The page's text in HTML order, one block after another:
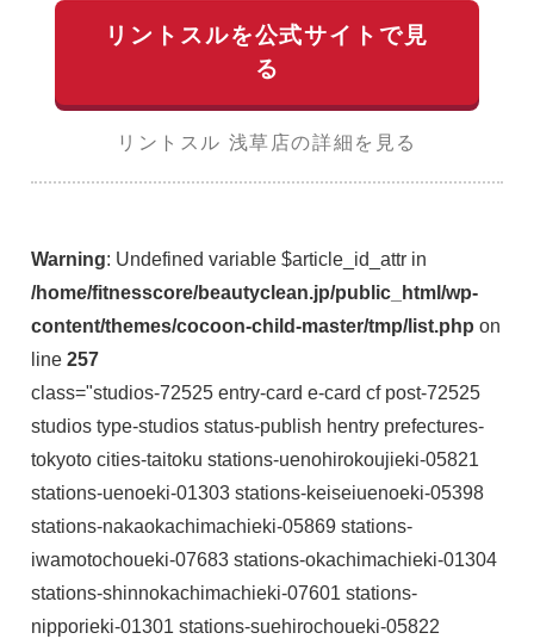
リントスルを公式サイトで見
る
リントスル 浅草店の詳細を見る
Warning: Undefined variable $article_id_attr in
/home/fitnesscore/beautyclean.jp/public_html/wp-
content/themes/cocoon-child-master/tmp/list.php on
line 257
class="studios-72525 entry-card e-card cf post-72525
studios type-studios status-publish hentry prefectures-
tokyoto cities-taitoku stations-uenohirokoujieki-05821
stations-uenoeki-01303 stations-keiseiuenoeki-05398
stations-nakaokachimachieki-05869 stations-
iwamotochoueki-07683 stations-okachimachieki-01304
stations-shinnokachimachieki-07601 stations-
nipporieki-01301 stations-suehirochoueki-05822